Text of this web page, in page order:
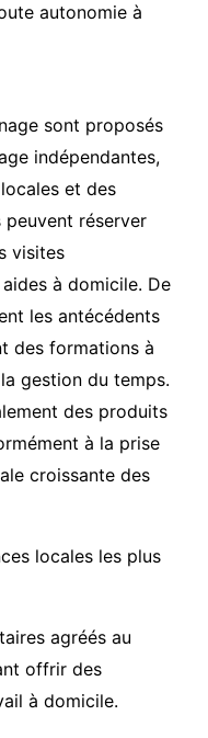
autonomie à
sont proposés
indépendantes,
et des
peuvent réserver
visites
à domicile. De
les antécédents
des formations à
gestion du temps.
des produits
à la prise
croissante des
locales les plus
agréés au
offrir des
à domicile.